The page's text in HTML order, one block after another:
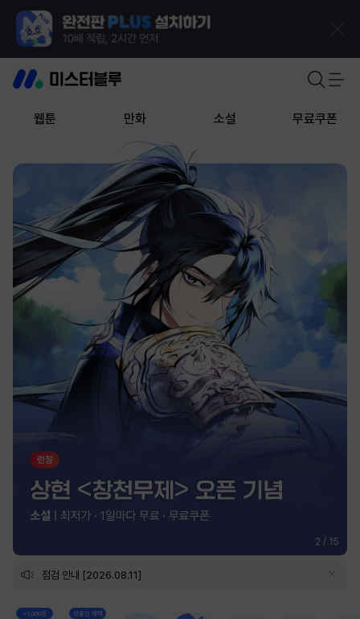
웹툰 만화 소설 무료쿠폰
2 / 15
점검 안내 [2026.08.11]
+1,000원 첫충전 혜택